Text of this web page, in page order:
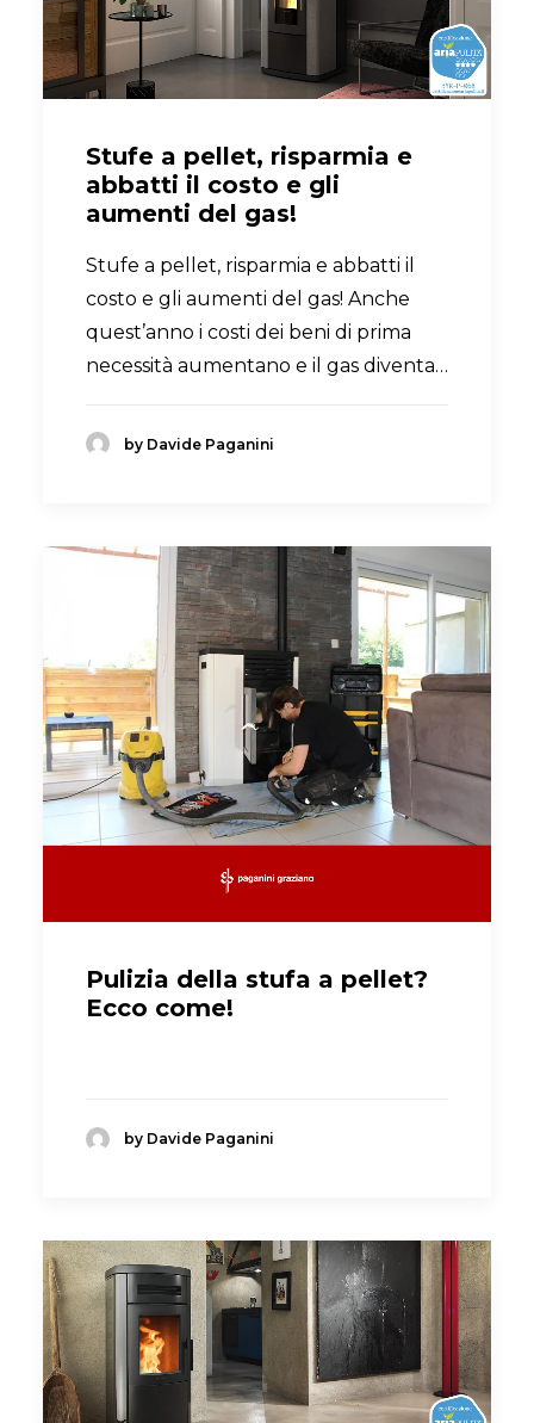
Stufe a pellet, risparmia e
abbatti il costo e gli
aumenti del gas!
Stufe a pellet, risparmia e abbatti il
costo e gli aumenti del gas! Anche
quest’anno i costi dei beni di prima
necessità aumentano e il gas diventa…
by Davide Paganini
Pulizia della stufa a pellet?
Ecco come!
by Davide Paganini